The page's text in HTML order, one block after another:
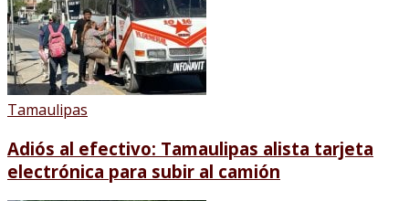
Tamaulipas
Adiós al efectivo: Tamaulipas alista tarjeta
electrónica para subir al camión